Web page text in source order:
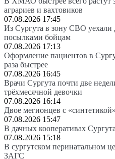
аграриев и вахтовиков
07.08.2026 17:45
Из Сургута в зону СВО уехали
посылками бойцам
07.08.2026 17:13
Оформление пациентов в
раза быстрее
07.08.2026 16:45
Врачи Сургута почти две
трёхмесячной девочки
07.08.2026 16:14
Двое мегионцев с
07.08.2026 15:47
В дачных кооперативах
07.08.2026 15:18
В сургутском перинатальном
ЗАГС